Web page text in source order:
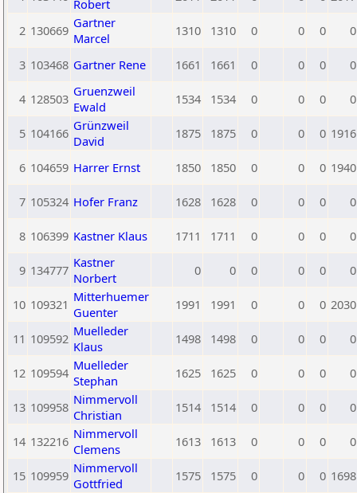
Robert
2 130669 Gartner
Marcel
1310 1310 0 0 0 0
3 103468 Gartner Rene 1661 1661 0 0 0 0
4 128503 Gruenzweil
Ewald
1534 1534 0 0 0 0
5 104166 Grünzweil
David
1875 1875 0 0 0 1916
6 104659 Harrer Ernst 1850 1850 0 0 0 1940
7 105324 Hofer Franz 1628 1628 0 0 0 0
8 106399 Kastner Klaus 1711 1711 0 0 0 0
9 134777 Kastner
Norbert
0 0 0 0 0 0
10 109321 Mitterhuemer
Guenter
1991 1991 0 0 0 2030
11 109592 Muelleder
Klaus
1498 1498 0 0 0 0
12 109594 Muelleder
Stephan
1625 1625 0 0 0 0
13 109958 Nimmervoll
Christian
1514 1514 0 0 0 0
14 132216 Nimmervoll
Clemens
1613 1613 0 0 0 0
15 109959 Nimmervoll
Gottfried
1575 1575 0 0 0 1698